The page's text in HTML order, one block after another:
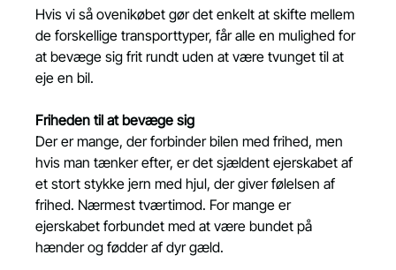
Hvis vi så ovenikøbet gør det enkelt at skifte mellem
de forskellige transporttyper, får alle en mulighed for
at bevæge sig frit rundt uden at være tvunget til at
eje en bil.
Friheden til at bevæge sig
Der er mange, der forbinder bilen med frihed, men
hvis man tænker efter, er det sjældent ejerskabet af
et stort stykke jern med hjul, der giver følelsen af
frihed. Nærmest tværtimod. For mange er
ejerskabet forbundet med at være bundet på
hænder og fødder af dyr gæld.